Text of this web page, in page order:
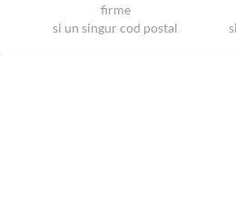
firme
si un singur cod postal